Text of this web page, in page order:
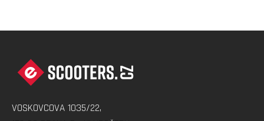
C
R
V
VOSKOVCOVA 1035/22,